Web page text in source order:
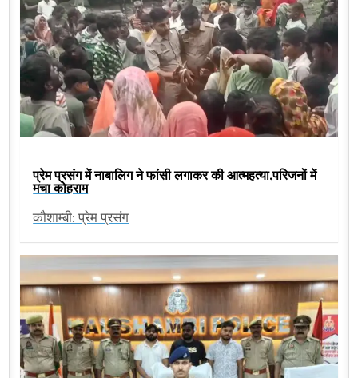
प्रेम प्रसंग में नाबालिग ने फांसी लगाकर की आत्महत्या,परिजनों में
मचा कोहराम
कौशाम्बी: प्रेम प्रसंग